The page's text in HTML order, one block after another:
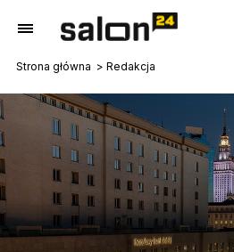
Strona główna Redakcja